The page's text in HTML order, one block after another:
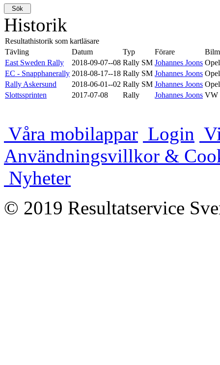
Historik
Resultathistorik som kartläsare
Tävling
Datum Typ Förare
East Sweden Rally
2018-09-07--08 Rally SM Johannes Joons Opel
EC - Snapphanerally 2018-08-17--18 Rally SM Johannes Joons Opel
Rally Askersund
2018-06-01--02 Rally SM Johannes Joons Opel
Slottssprinten
2017-07-08 Rally Johannes Joons VW
Våra mobilappar Login
Användningsvillkor &
Nyheter
© 2019 Resultatservice